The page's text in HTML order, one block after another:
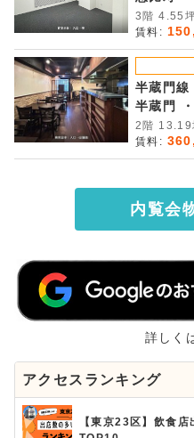
3階
賃料:
半蔵門線
2階
賃料:
内覧会
詳しく
アクセスランキング
【東京23区】飲食